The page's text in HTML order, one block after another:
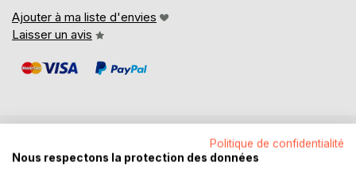
Ajouter à ma liste d'envies
Laisser un avis
DESCRIPTION
Politique de confidentialité
Nous respectons la protection des données